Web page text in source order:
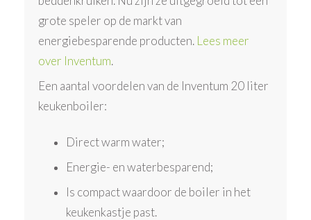
grote speler op de markt van
energiebesparende producten. Lees meer
over Inventum.
Een aantal voordelen van de Inventum 20 liter
keukenboiler:
Direct warm water;
Energie- en waterbesparend;
Is compact waardoor de boiler in het
keukenkastje past.